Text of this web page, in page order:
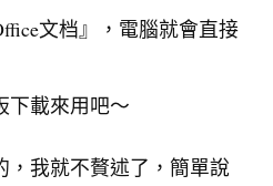
文档』，電腦就會直接
下載來用吧～
，我就不贅述了，簡單說